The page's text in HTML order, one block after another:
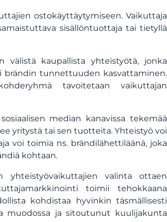
ostokäyttäytymiseen. Vaikuttaja
sisällöntuottaja tai tietyllä
välistä kaupallista yhteistyötä, jonka
tunnettuuden kasvattaminen.
tavoitetaan vaikuttajan
median kanavissa tekemää
yritystä tai sen tuotteita. Yhteistyö voi
voi toimia ns. brändilähettiläänä, joka
kohtaan.
yhteistyövaikuttajien valinta ottaen
toimii tehokkaana
kohdistaa hyvinkin täsmällisesti
muodossa ja sitoutunut kuulijakunta